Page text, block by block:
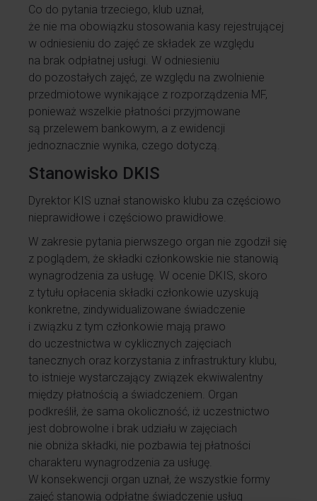
Co do pytania trzeciego, klub uznał,
że nie ma obowiązku stosowania kasy rejestrującej
w odniesieniu do zajęć ze składek ze względu
na brak odpłatnej usługi. W odniesieniu
do pozostałych zajęć, ze względu na zwolnienie
przedmiotowe wynikające z rozporządzenia MF,
ponieważ wszelkie płatności przyjmowane
są przelewem bankowym, a z ewidencji
jednoznacznie wynika, czego dotyczą.
Stanowisko DKIS
Dyrektor KIS uznał stanowisko klubu za częściowo
nieprawidłowe i częściowo prawidłowe.
W zakresie pytania pierwszego organ nie zgodził się
z poglądem, że składki członkowskie nie stanowią
wynagrodzenia za usługę. W ocenie DKIS, skoro
z tytułu opłacenia składki członkowie uzyskują
konkretne, zindywidualizowane świadczenie
i związku z tym członkowie mają prawo
do uczestnictwa w cyklicznych zajęciach
tanecznych oraz korzystania z infrastruktury klubu,
to istnieje wystarczający związek ekwiwalentny
między płatnością a świadczeniem. Organ
podkreślił, że sama okoliczność, iż uczestnictwo
jest dobrowolne i brak udziału w zajęciach
nie obniża składki, nie pozbawia tej płatności
charakteru wynagrodzenia za usługę.
W konsekwencji organ uznał, że wszystkie formy
zajęć stanowią odpłatne świadczenie usług